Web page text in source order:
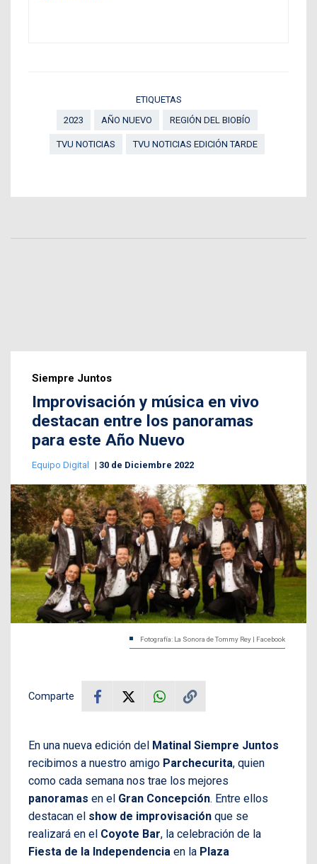
ETIQUETAS
2023
AÑO NUEVO REGIÓN DEL BIOBÍO
TVU NOTICIAS TVU NOTICIAS EDICIÓN TARDE
Siempre Juntos
Improvisación y música en vivo
destacan entre los panoramas
para este Año Nuevo
Equipo Digital 30 de Diciembre 2022
Fotografía: La Sonora de Tommy Rey | Facebook
Comparte
En una nueva edición del Matinal Siempre Juntos
recibimos a nuestro amigo Parchecurita, quien
como cada semana nos trae los mejores
panoramas en el Gran Concepción. Entre ellos
destacan el show de improvisación que se
realizará en el Coyote Bar, la celebración de la
Fiesta de la Independencia en la Plaza